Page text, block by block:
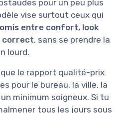
pour un peu plus
vise surtout ceux qui
entre confort, look
correct, sans se prendre la
lourd.
le rapport qualité-prix
pour le bureau, la ville, la
minimum soigneux. Si tu
tous les jours sous